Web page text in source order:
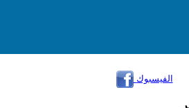
الفيسبوك